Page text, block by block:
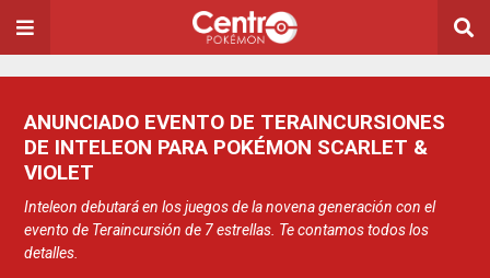
ANUNCIADO EVENTO DE TERAINCURSIONES
DE INTELEON PARA POKÉMON SCARLET &
VIOLET
Inteleon debutará en los juegos de la novena generación con el
evento de Teraincursión de 7 estrellas. Te contamos todos los
detalles.